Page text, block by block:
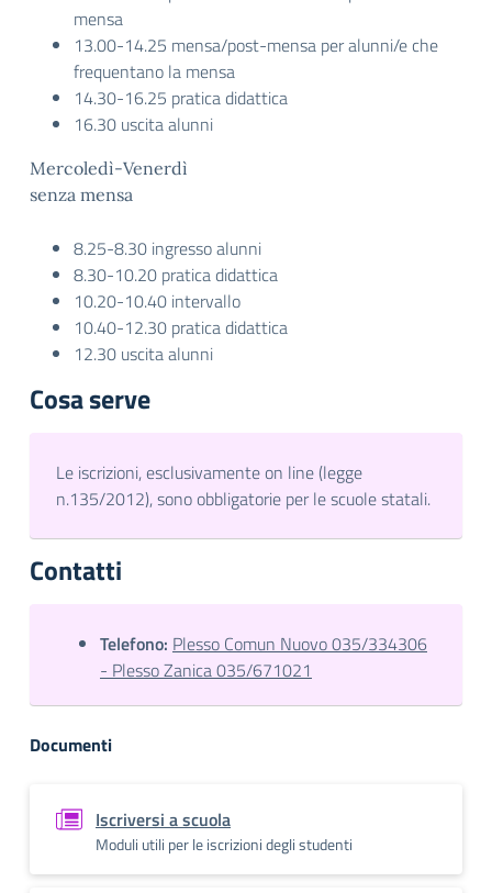
mensa
13.00-14.25 mensa/post-mensa per alunni/e che
frequentano la mensa
14.30-16.25 pratica didattica
16.30 uscita alunni
Mercoledì-Venerdì
senza mensa
8.25-8.30 ingresso alunni
8.30-10.20 pratica didattica
10.20-10.40 intervallo
10.40-12.30 pratica didattica
12.30 uscita alunni
Cosa serve
Le iscrizioni, esclusivamente on line (legge
n.135/2012), sono obbligatorie per le scuole statali.
Contatti
Telefono: Plesso Comun Nuovo 035/334306
- Plesso Zanica 035/671021
Documenti
Iscriversi a scuola
Moduli utili per le iscrizioni degli studenti